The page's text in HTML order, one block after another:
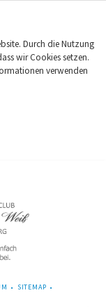
Durch die Nutzung
wir Cookies setzen.
verwenden
SITEMAP